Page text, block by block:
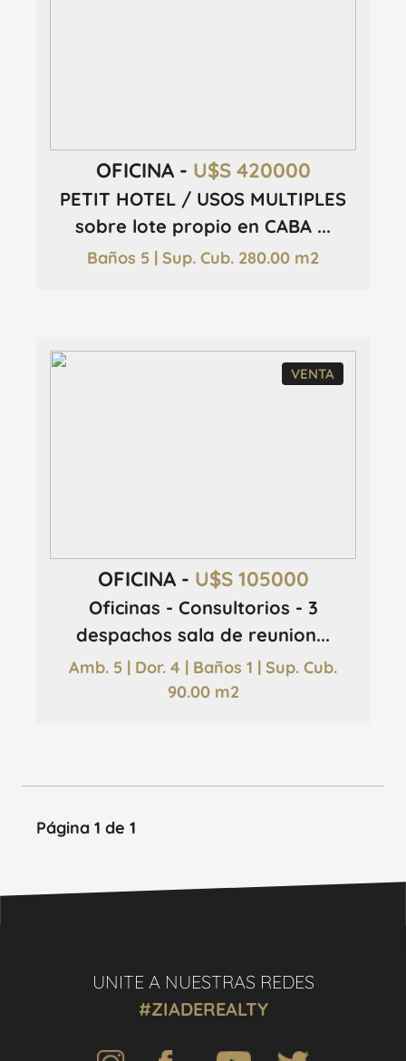
OFICINA - U$S 420000
PETIT HOTEL / USOS MULTIPLES
sobre lote propio en CABA ...
Baños 5 | Sup. Cub. 280.00 m2
VENTA
OFICINA - U$S 105000
Oficinas - Consultorios - 3
despachos sala de reunion...
Amb. 5 | Dor. 4 | Baños 1 | Sup. Cub.
90.00 m2
Página 1 de 1
UNITE A NUESTRAS REDES
#ZIADEREALTY